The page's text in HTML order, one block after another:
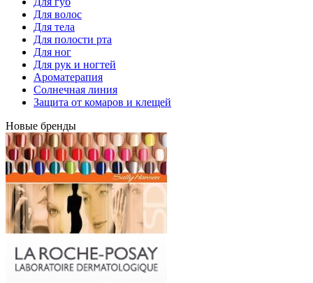
Для волос
Для тела
Для полости рта
Для ног
Для рук и ногтей
Ароматерапия
Солнечная линия
Защита от комаров и клещей
Новые бренды